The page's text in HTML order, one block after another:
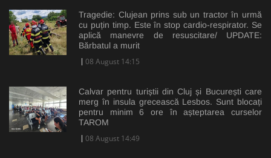
Tragedie: Clujean prins sub un tractor în urmă
cu puțin timp. Este în stop cardio-respirator. Se
aplică manevre de resuscitare/ UPDATE:
Bărbatul a murit
08 August 14:15
Calvar pentru turiștii din Cluj și București care
merg în insula grecească Lesbos. Sunt blocați
pentru minim 6 ore în așteptarea curselor
TAROM
08 August 14:49